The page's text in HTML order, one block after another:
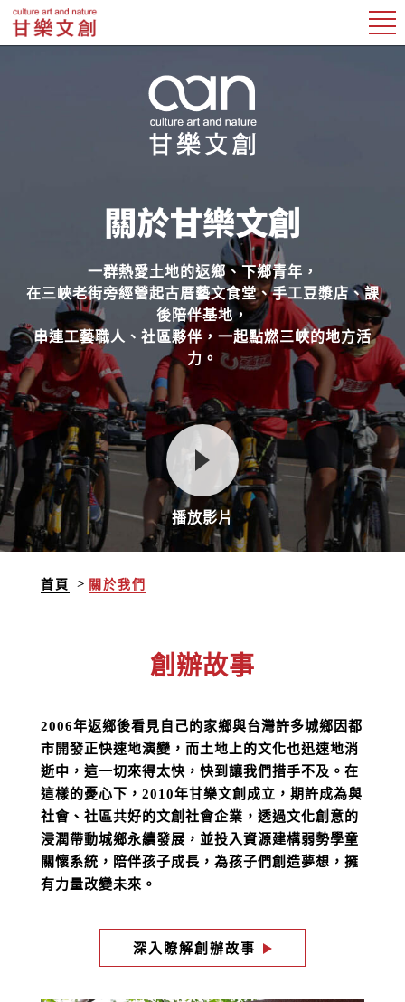
一群熱愛土地的返鄉、下鄉青年，
在三峽老街旁經營起古厝藝文食堂、手工豆漿店、課
後陪伴基地，
串連工藝職人、社區夥伴，一起點燃三峽的地方活
力。
播放影片
首頁 關於我們
創辦故事
2006年返鄉後看見自己的家鄉與台灣許多城鄉因都
市開發正快速地演變，而土地上的文化也迅速地消
逝中，這一切來得太快，快到讓我們措手不及。在
這樣的憂心下，2010年甘樂文創成立，期許成為與
社會、社區共好的文創社會企業，透過文化創意的
浸潤帶動城鄉永續發展，並投入資源建構弱勢學童
關懷系統，陪伴孩子成長，為孩子們創造夢想，擁
有力量改變未來。
深入瞭解創辦故事